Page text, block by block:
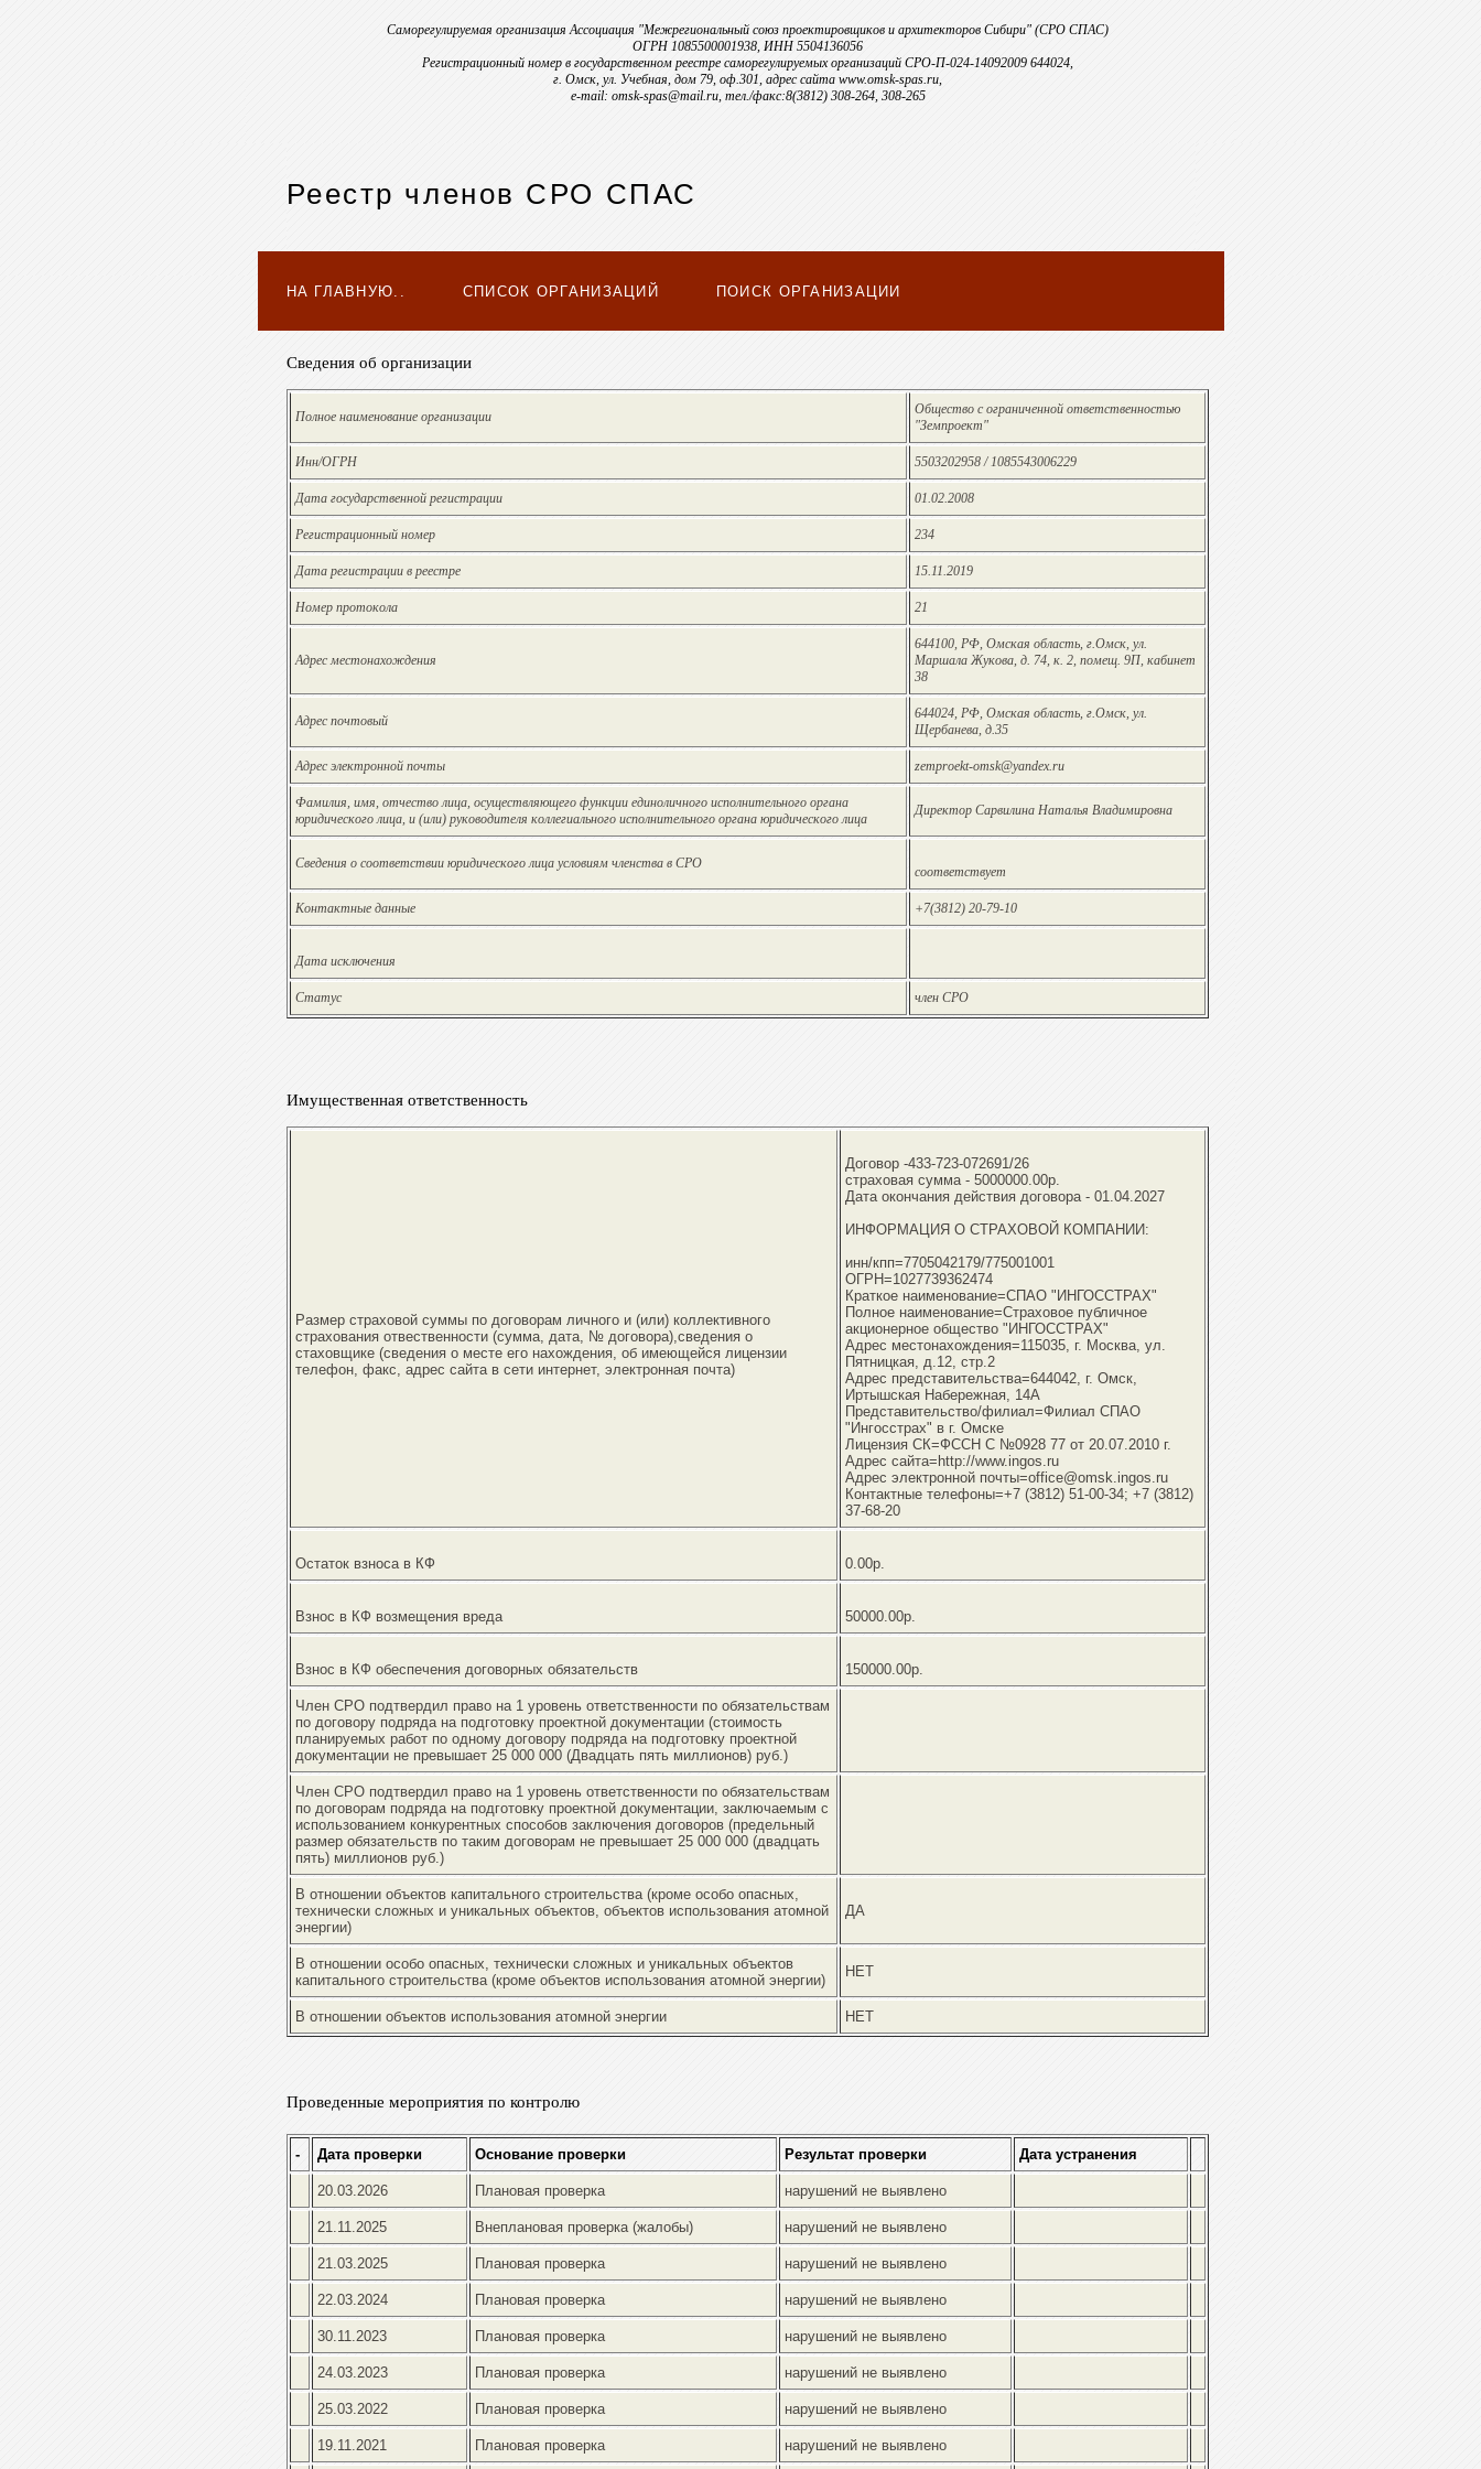
Саморегулируемая организация Ассоциация "Межрегиональный союз проектировщиков и архитекторов Сибири" (СРО СПАС)
ОГРН 1085500001938, ИНН 5504136056
Регистрационный номер в государственном реестре саморегулируемых организаций СРО-П-024-14092009 644024,
г. Омск, ул. Учебная, дом 79, оф.301, адрес сайта www.omsk-spas.ru,
e-mail: omsk-spas@mail.ru, тел./факс:8(3812) 308-264, 308-265
Реестр членов СРО СПАС
НА ГЛАВНУЮ.. СПИСОК ОРГАНИЗАЦИЙ ПОИСК ОРГАНИЗАЦИИ
Сведения об организации
Полное наименование организации
Общество с ограниченной ответственностью
"Земпроект"
Инн/ОГРН 5503202958 / 1085543006229
Дата государственной регистрации 01.02.2008
Регистрационный номер 234
Дата регистрации в реестре 15.11.2019
Номер протокола 21
Адрес местонахождения
644100, РФ, Омская область, г.Омск, ул.
Маршала Жукова, д. 74, к. 2, помещ. 9П, кабинет
38
Адрес почтовый
644024, РФ, Омская область, г.Омск, ул.
Щербанева, д.35
Адрес электронной почты zemproekt-omsk@yandex.ru
Фамилия, имя, отчество лица, осуществляющего функции единоличного исполнительного органа
юридического лица, и (или) руководителя коллегиального исполнительного органа юридического лица
Директор Сарвилина Наталья Владимировна
Сведения о соответствии юридического лица условиям членства в СРО
соответствует
Контактные данные +7(3812) 20-79-10
Дата исключения
Статус член СРО
Имущественная ответственность
Размер страховой суммы по договорам личного и (или) коллективного
страхования отвественности (сумма, дата, № договора),сведения о
стаховщике (сведения о месте его нахождения, об имеющейся лицензии
телефон, факс, адрес сайта в сети интернет, электронная почта)
Договор -433-723-072691/26
страховая сумма - 5000000.00р.
Дата окончания действия договора - 01.04.2027
ИНФОРМАЦИЯ О СТРАХОВОЙ КОМПАНИИ:
инн/кпп=7705042179/775001001
ОГРН=1027739362474
Краткое наименование=СПАО "ИНГОССТРАХ"
Полное наименование=Страховое публичное
акционерное общество "ИНГОССТРАХ"
Адрес местонахождения=115035, г. Москва, ул.
Пятницкая, д.12, стр.2
Адрес представительства=644042, г. Омск,
Иртышская Набережная, 14А
Представительство/филиал=Филиал СПАО
"Ингосстрах" в г. Омске
Лицензия СК=ФССН С №0928 77 от 20.07.2010 г.
Адрес сайта=http://www.ingos.ru
Адрес электронной почты=office@omsk.ingos.ru
Контактные телефоны=+7 (3812) 51-00-34; +7 (3812)
37-68-20
Остаток взноса в КФ 0.00р.
Взнос в КФ возмещения вреда 50000.00р.
Взнос в КФ обеспечения договорных обязательств 150000.00р.
Член СРО подтвердил право на 1 уровень ответственности по обязательствам
по договору подряда на подготовку проектной документации (стоимость
планируемых работ по одному договору подряда на подготовку проектной
документации не превышает 25 000 000 (Двадцать пять миллионов) руб.)
Член СРО подтвердил право на 1 уровень ответственности по обязательствам
по договорам подряда на подготовку проектной документации, заключаемым с
использованием конкурентных способов заключения договоров (предельный
размер обязательств по таким договорам не превышает 25 000 000 (двадцать
пять) миллионов руб.)
В отношении объектов капитального строительства (кроме особо опасных,
технически сложных и уникальных объектов, объектов использования атомной
энергии)
ДА
В отношении особо опасных, технически сложных и уникальных объектов
капитального строительства (кроме объектов использования атомной энергии)
НЕТ
В отношении объектов использования атомной энергии НЕТ
Проведенные мероприятия по контролю
- Дата проверки Основание проверки Результат проверки Дата устранения
20.03.2026 Плановая проверка нарушений не выявлено
21.11.2025 Внеплановая проверка (жалобы) нарушений не выявлено
21.03.2025 Плановая проверка нарушений не выявлено
22.03.2024 Плановая проверка нарушений не выявлено
30.11.2023 Плановая проверка нарушений не выявлено
24.03.2023 Плановая проверка нарушений не выявлено
25.03.2022 Плановая проверка нарушений не выявлено
19.11.2021 Плановая проверка нарушений не выявлено